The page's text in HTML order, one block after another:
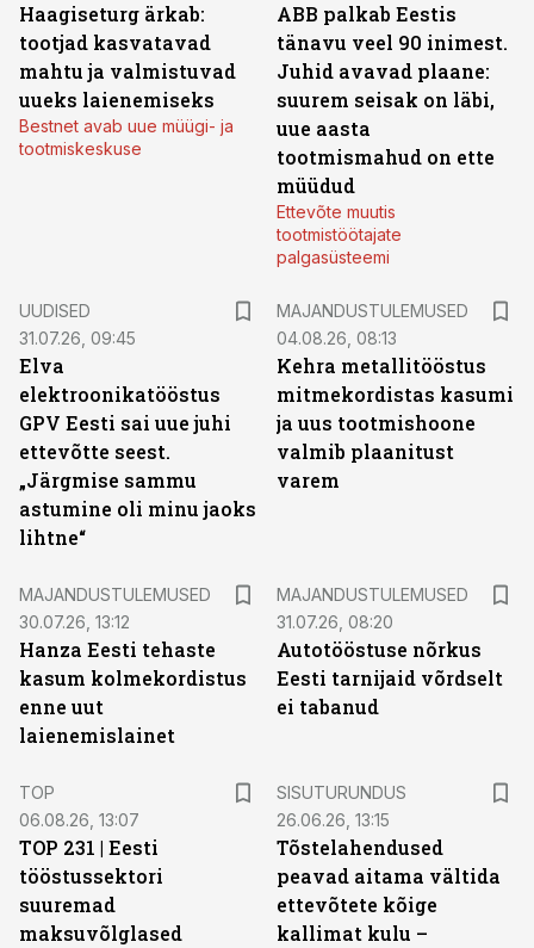
Haagiseturg ärkab:
tootjad kasvatavad
mahtu ja valmistuvad
uueks laienemiseks
Bestnet avab uue müügi- ja
tootmiskeskuse
ABB palkab Eestis
tänavu veel 90 inimest.
Juhid avavad plaane:
suurem seisak on läbi,
uue aasta
tootmismahud on ette
müüdud
Ettevõte muutis
tootmistöötajate
palgasüsteemi
UUDISED
31.07.26, 09:45
Elva
elektroonikatööstus
GPV Eesti sai uue juhi
ettevõtte seest.
„Järgmise sammu
astumine oli minu jaoks
lihtne“
MAJANDUSTULEMUSED
04.08.26, 08:13
Kehra metallitööstus
mitmekordistas kasumi
ja uus tootmishoone
valmib plaanitust
varem
MAJANDUSTULEMUSED
30.07.26, 13:12
Hanza Eesti tehaste
kasum kolmekordistus
enne uut
laienemislainet
MAJANDUSTULEMUSED
31.07.26, 08:20
Autotööstuse nõrkus
Eesti tarnijaid võrdselt
ei tabanud
TOP
06.08.26, 13:07
TOP 231 | Eesti
tööstussektori
suuremad
maksuvõlglased
SISUTURUNDUS
26.06.26, 13:15
Tõstelahendused
peavad aitama vältida
ettevõtete kõige
kallimat kulu –